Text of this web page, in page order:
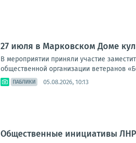
27 июля в Марковском Доме
В мероприятии приняли участие
общественной организации ветеранов
ПАБЛИКИ 05.08.2026, 10:13
Общественные инициативы